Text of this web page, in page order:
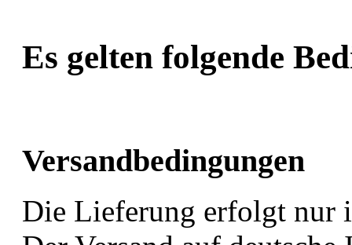
Es gelten folgende
Versandbedingungen
Die Lieferung erfolgt nur